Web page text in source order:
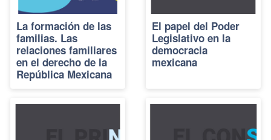
La formación de las
familias. Las
relaciones familiares
en el derecho de la
República Mexicana
El papel del Poder
Legislativo en la
democracia
mexicana